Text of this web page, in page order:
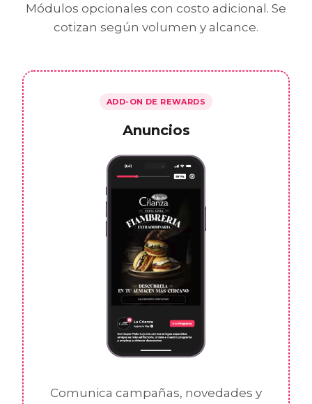
Módulos opcionales con costo adicional. Se
cotizan según volumen y alcance.
ADD-ON DE REWARDS
Anuncios
Comunica campañas, novedades y